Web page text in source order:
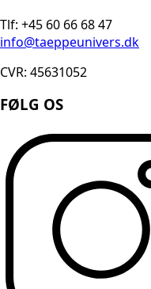
Tlf: +45 60 66 68 47
info@taeppeunivers.dk
CVR: 45631052
FØLG OS